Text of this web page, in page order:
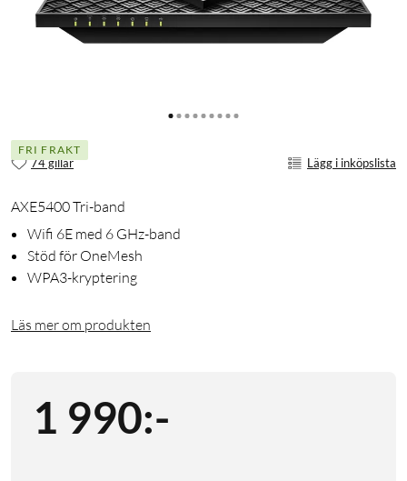
FRI FRAKT
74 gillar Lägg i inköpslista
AXE5400 Tri-band
Wifi 6E med 6 GHz-band
Stöd för OneMesh
WPA3-kryptering
Läs mer om produkten
1 990:-